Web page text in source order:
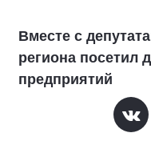
Вместе с
региона посетил
предприятий